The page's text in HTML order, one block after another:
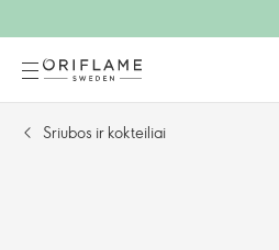
Sriubos ir kokteiliai